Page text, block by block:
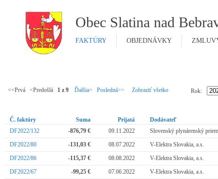
Obec Slatina nad
FAKTÚRY OBJEDNÁVKY
<<Prvá <Predošlá 1 z 9 Ďalšia> Posledná>> Zobraziť všetko Rok:
Č. faktúry Suma Prijatá
Dodávateľ
DF2022/132
-876,79 € 09.11.2022
Slovenský plynárenský
DF2022/80
-131,03 € 08.07.2022
V-Elektra Slovakia, a.s.
DF2022/86
-115,37 € 08.08.2022
V-Elektra Slovakia, a.s.
DF2022/67
-99,25 € 07.06.2022
V-Elektra Slovakia, a.s.